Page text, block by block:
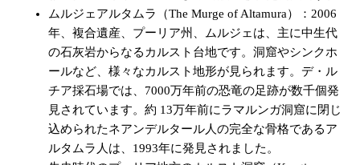
ムルジェアルタムラ（The Murge of Altamura）：2006
年、複合遺産、プーリア州、ムルジェは、主に中生代
の石灰岩からなるカルスト台地です。洞窟やシンクホ
ールなど、様々なカルスト地形が見られます。デ・ル
チア採石場では、7000万年前の恐竜の足跡が数千個発
見されています。約 13万年前にラマルンガ洞窟に閉じ
込められたネアンデルタール人の完全な骨格であるア
ルタムラ人は、1993年に発見されました。